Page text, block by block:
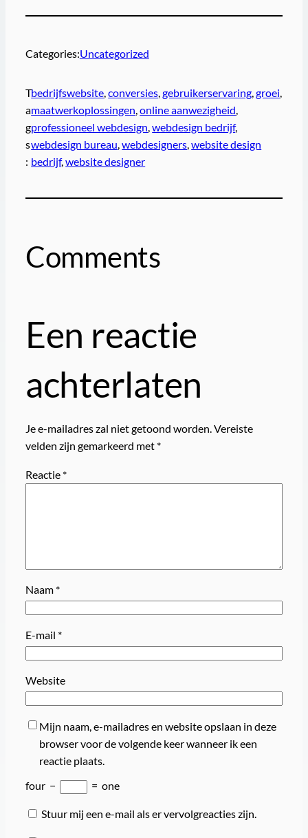
Categories:Uncategorized
T
a
g
s
:
bedrijfswebsite, conversies, gebruikerservaring, groei
maatwerkoplossingen, online aanwezigheid
professioneel webdesign, webdesign bedrijf
webdesign bureau, webdesigners, website design
bedrijf, website designer
Comments
Een reactie
achterlaten
Je e-mailadres zal niet getoond worden.Vereiste
velden zijn gemarkeerd met *
Reactie *
Naam *
E-mail *
Website
Mijn naam, e-mailadres en website opslaan in deze
browser voor de volgende keer wanneer ik een
reactie plaats.
four − = one
Stuur mij een e-mail als er vervolgreacties zijn.